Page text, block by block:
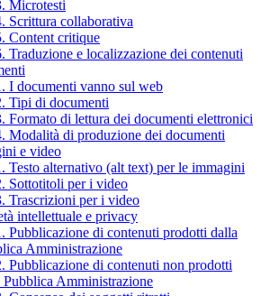
Microtesti
Scrittura collaborativa
Content critique
Traduzione e localizzazione dei contenuti
I documenti vanno sul web
Tipi di documenti
Formato di lettura dei documenti elettronici
Modalità di produzione dei documenti
e video
Testo alternativo (alt text) per le immagini
Sottotitoli per i video
Trascrizioni per i video
intellettuale e privacy
Pubblicazione di contenuti prodotti dalla
Amministrazione
Pubblicazione di contenuti non prodotti
Pubblica Amministrazione